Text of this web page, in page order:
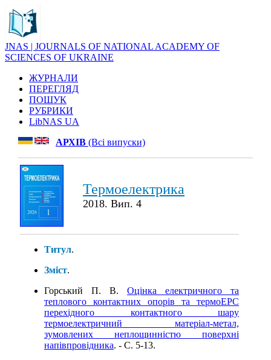
JNAS | JOURNALS OF NATIONAL ACADEMY OF
SCIENCES OF UKRAINE
ЖУРНАЛИ
ПЕРЕГЛЯД
ПОШУК
РУБРИКИ
LibNAS UA
АРХІВ (Всі випуски)
Термоелектрика
2018. Вип. 4
Титул.
Зміст.
Горський П. В. Оцінка електричного та
теплового контактних опорів та термоЕРС
перехідного контактного шару
термоелектричний матеріал-метал,
зумовлених неплощинністю поверхні
напівпровідника. - C. 5-13.